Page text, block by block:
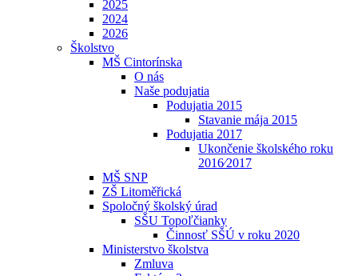
2025
2024
2026
Školstvo
MŠ Cintorínska
O nás
Naše podujatia
Podujatia 2015
Stavanie mája 2015
Podujatia 2017
Ukončenie školského roku
2016⁄2017
MŠ SNP
ZŠ Litoměřická
Spoločný školský úrad
SŠU Topoľčianky
Činnosť SŠÚ v roku 2020
Ministerstvo školstva
Zmluva